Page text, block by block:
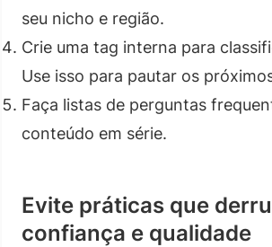
seu nicho e região.
Crie uma tag interna para
Use isso para pautar os
Faça listas de perguntas
conteúdo em série.
Evite práticas que
confiança e qualidade